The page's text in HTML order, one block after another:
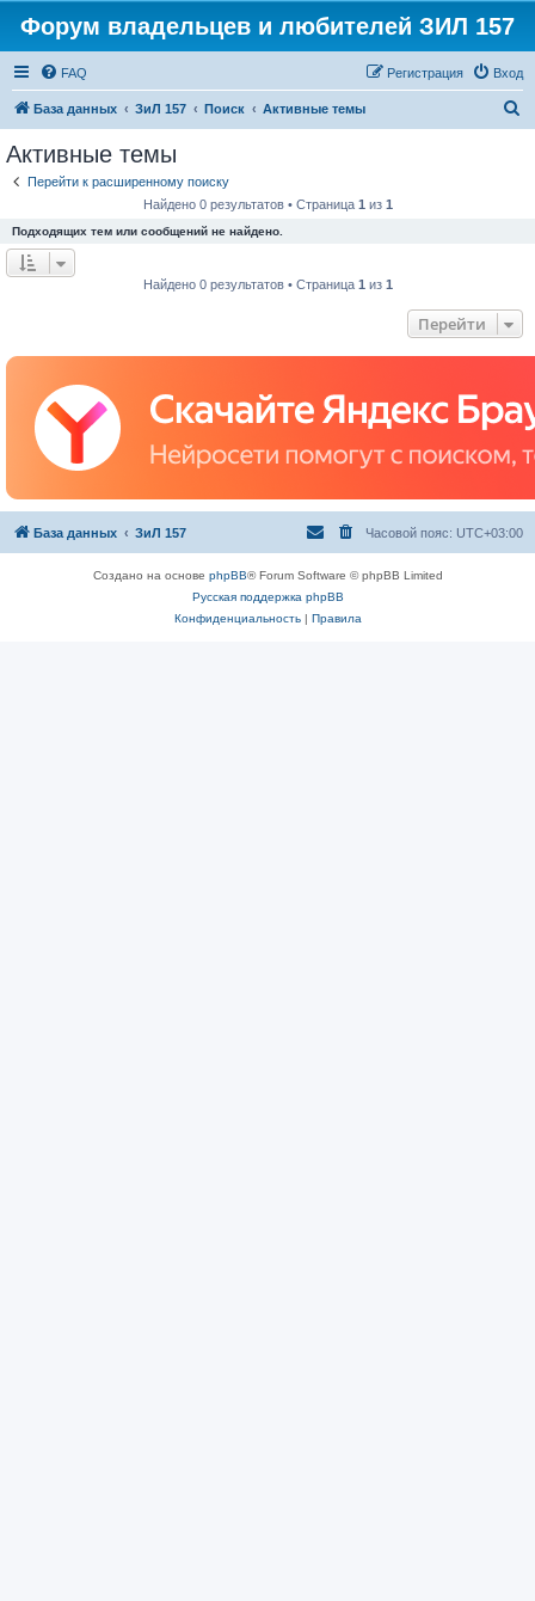
Форум владельцев и любителей ЗИЛ 157
FAQ Вход
Регистрация
База данных ЗиЛ 157 Поиск Активные темы
Активные темы
Перейти к расширенному поиску
Найдено 0 результатов • Страница 1 из 1
Подходящих тем или сообщений не найдено.
Найдено 0 результатов • Страница 1 из 1
Перейти
База данных ЗиЛ 157 Часовой пояс: UTC+03:00
Создано на основе phpBB® Forum Software © phpBB Limited
Русская поддержка phpBB
Конфиденциальность| Правила